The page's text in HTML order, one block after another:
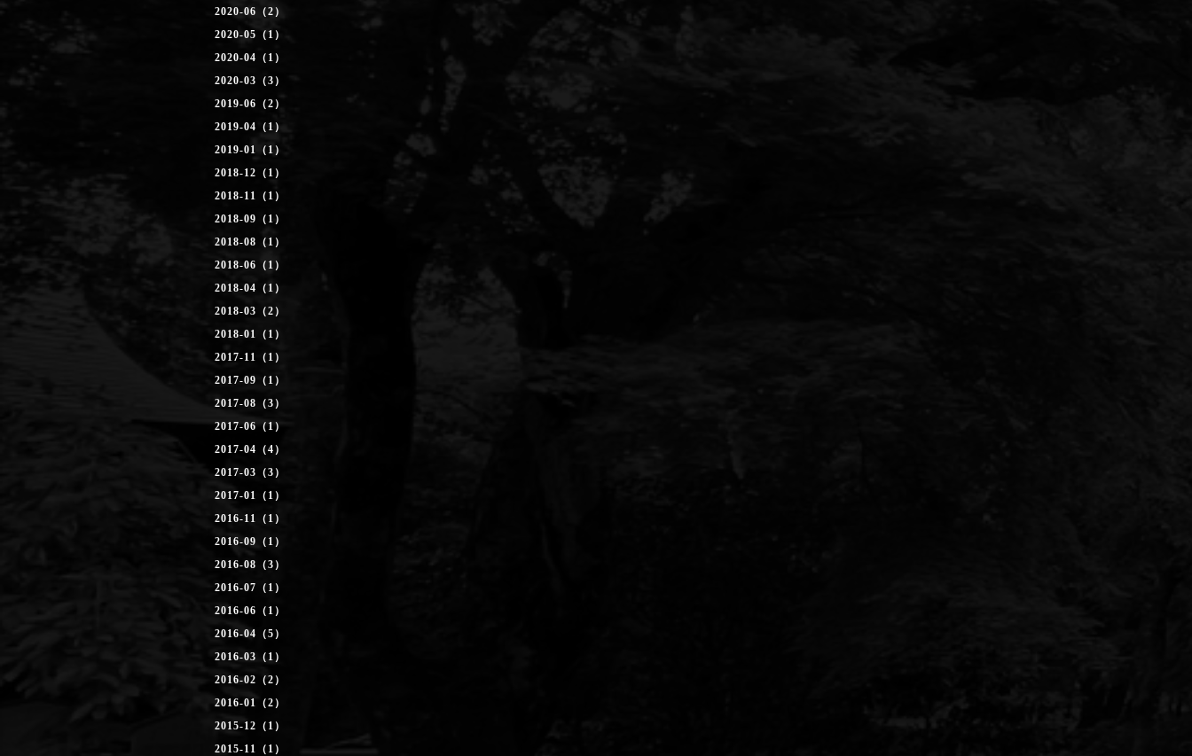
2020-06（2）
2020-05（1）
2020-04（1）
2020-03（3）
2019-06（2）
2019-04（1）
2019-01（1）
2018-12（1）
2018-11（1）
2018-09（1）
2018-08（1）
2018-06（1）
2018-04（1）
2018-03（2）
2018-01（1）
2017-11（1）
2017-09（1）
2017-08（3）
2017-06（1）
2017-04（4）
2017-03（3）
2017-01（1）
2016-11（1）
2016-09（1）
2016-08（3）
2016-07（1）
2016-06（1）
2016-04（5）
2016-03（1）
2016-02（2）
2016-01（2）
2015-12（1）
2015-11（1）